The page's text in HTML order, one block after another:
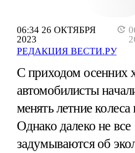
06:34 26 ОКТЯБРЯ
2023
РЕДАКЦИЯ ВЕСТИ.РУ
С приходом осенних
автомобилисты
менять летние
Однако далеко не все
задумываются об